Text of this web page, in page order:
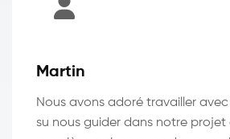
Martin
Nous avons adoré travailler avec
su nous guider dans notre